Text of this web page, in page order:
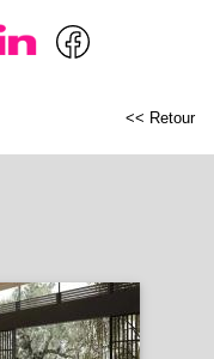
<< Retour